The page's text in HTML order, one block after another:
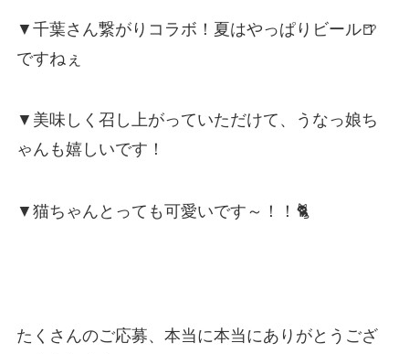
▼千葉さん繋がりコラボ！夏はやっぱりビール🍺
ですねぇ
▼美味しく召し上がっていただけて、うなっ娘ち
ゃんも嬉しいです！
▼猫ちゃんとっても可愛いです～！！🐈
たくさんのご応募、本当に本当にありがとうござ